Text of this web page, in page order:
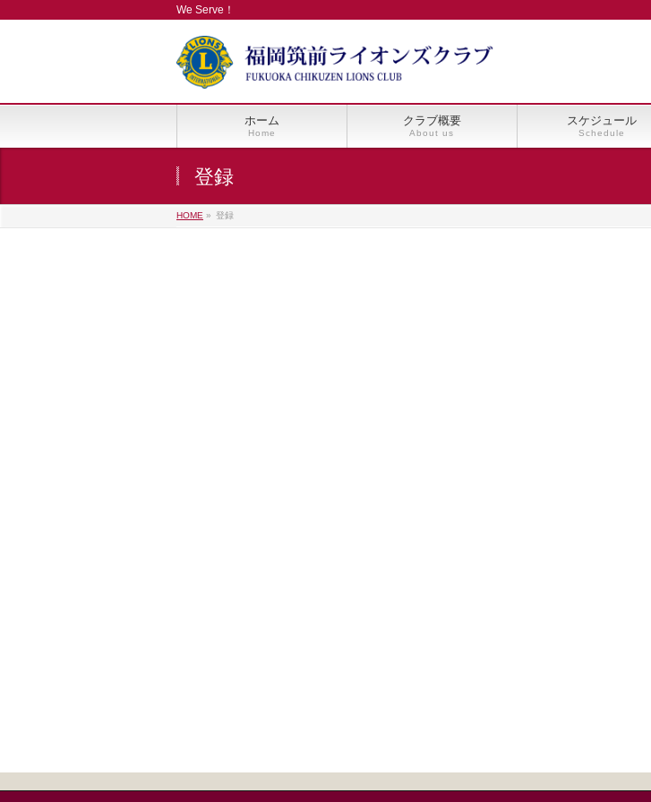
We Serve！
ホーム
Home
クラブ概要
About us
スケジュール
Schedule
登録
HOME » 登録